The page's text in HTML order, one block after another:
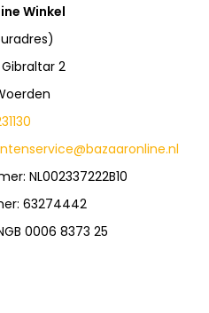
Winkel
2
NL002337222B10
63274442
0006 8373 25